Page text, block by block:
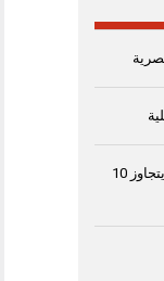
إنتاج القمح في مصر خلال موسم 2026، يتجاوز 10